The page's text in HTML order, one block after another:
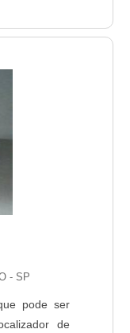
segmento
- SP
pode ser
de